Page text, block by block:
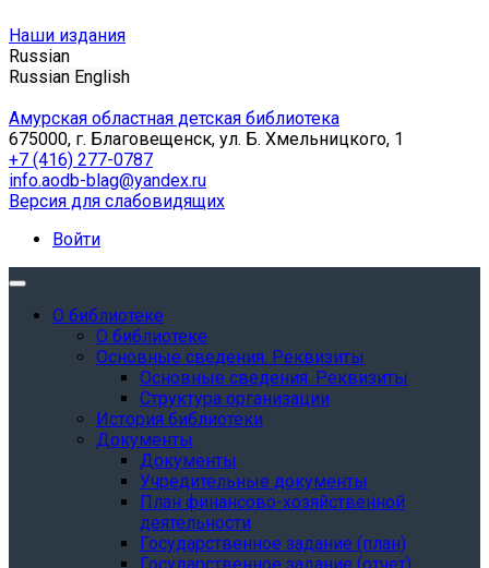
Наши издания
Russian
Russian English
Амурская областная детская библиотека
675000, г. Благовещенск, ул. Б. Хмельницкого, 1
+7 (416) 277-0787
info.aodb-blag@yandex.ru
Версия для слабовидящих
Войти
О библиотеке
О библиотеке
Основные сведения. Реквизиты
Основные сведения. Реквизиты
Структура организации
История библиотеки
Документы
Документы
Учредительные документы
План финансово-хозяйственной
деятельности
Государственное задание (план)